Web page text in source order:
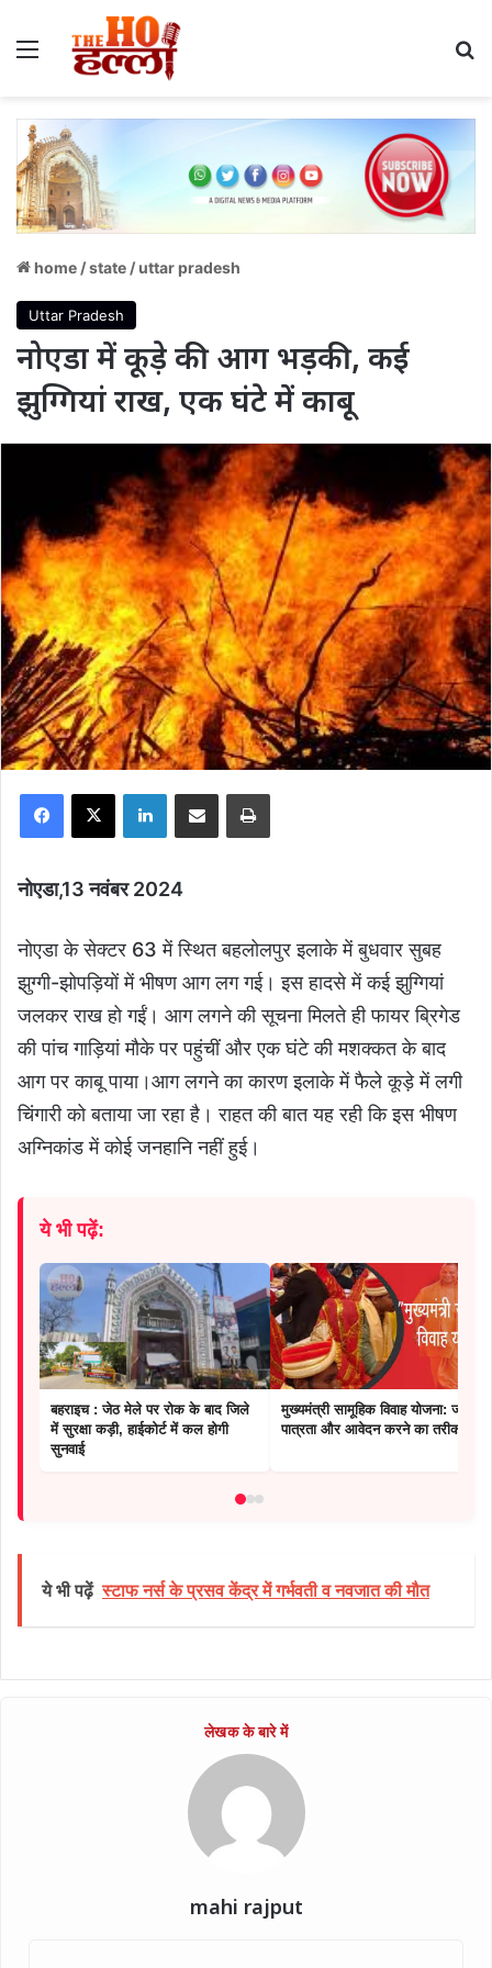
Menu
home /state /uttar pradesh
Uttar Pradesh
नोएडा में कूड़े की आग भड़की, कई
झुग्गियां राख, एक घंटे में काबू
Facebook
X LinkedInShare via Email Print
नोएडा,13 नवंबर 2024
नोएडा के सेक्टर 63 में स्थित बहलोलपुर इलाके में बुधवार सुबह
झुग्गी-झोपड़ियों में भीषण आग लग गई। इस हादसे में कई झुग्गियां
जलकर राख हो गईं। आग लगने की सूचना मिलते ही फायर ब्रिगेड
की पांच गाड़ियां मौके पर पहुंचीं और एक घंटे की मशक्कत के बाद
आग पर काबू पाया।आग लगने का कारण इलाके में फैले कूड़े में लगी
चिंगारी को बताया जा रहा है। राहत की बात यह रही कि इस भीषण
अग्निकांड में कोई जनहानि नहीं हुई।
ये भी पढ़ें:
बहराइच : जेठ मेले पर रोक के बाद जिले
में सुरक्षा कड़ी, हाईकोर्ट में कल होगी
सुनवाई
मुख्यमंत्री सामूहिक विवाह योजना: जानें
पात्रता और आवेदन करने का तरीका
ये भी पढ़ें स्टाफ नर्स के प्रसव केंद्र में गर्भवती व नवजात की मौत
mahi rajput